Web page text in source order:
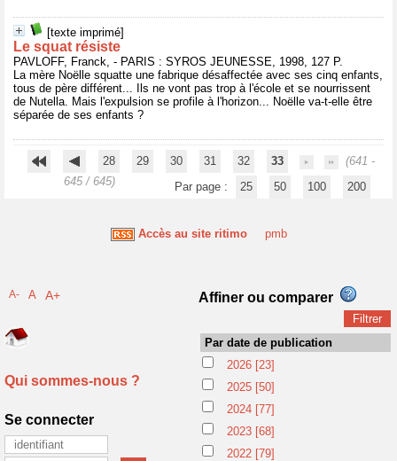
[texte imprimé]
Le squat résiste
PAVLOFF, Franck, - PARIS : SYROS JEUNESSE, 1998, 127 P.
La mère Noëlle squatte une fabrique désaffectée avec ses cinq enfants,
tous de père différent... Ils ne vont pas trop à l'école et se nourrissent
de Nutella. Mais l'expulsion se profile à l'horizon... Noëlle va-t-elle être
séparée de ses enfants ?
28 29 30 31 32 33
(641 -
645 / 645)
Par page : 25 50 100 200
Accès au site ritimo pmb
A- A A+
Qui sommes-nous ?
Se connecter
Affiner ou comparer
Par date de publication
2026 [23]
2025 [50]
2024 [77]
2023 [68]
2022 [79]